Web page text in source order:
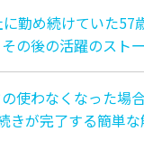
勤め続けていた57
の後の活躍のスト
使わなくなった場
きが完了する簡単